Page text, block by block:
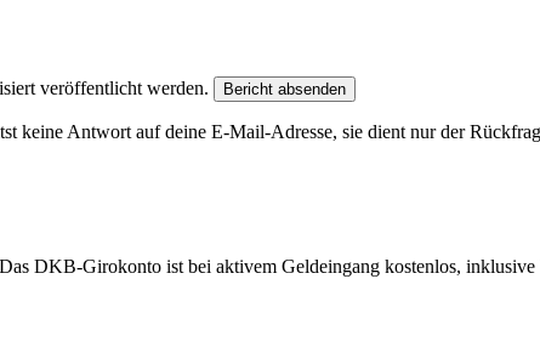
veröffentlicht werden. Bericht absenden
keine Antwort auf deine E-Mail-Adresse, sie dient nur der
DKB-Girokonto ist bei aktivem Geldeingang kostenlos,